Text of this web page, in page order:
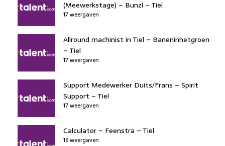
(Meewerkstage) – Bunzl – Tiel
17 weergaven
Allround machinist in Tiel – Baneninhetgroen
– Tiel
17 weergaven
Support Medewerker Duits/Frans – Spirit
Support – Tiel
17 weergaven
Calculator – Feenstra – Tiel
16 weergaven